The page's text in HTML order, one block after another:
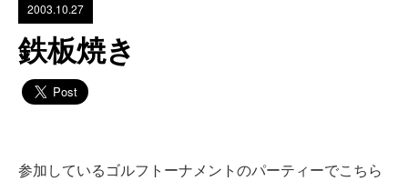
2003.10.27
鉄板焼き
参加しているゴルフトーナメントのパーティーでこちら